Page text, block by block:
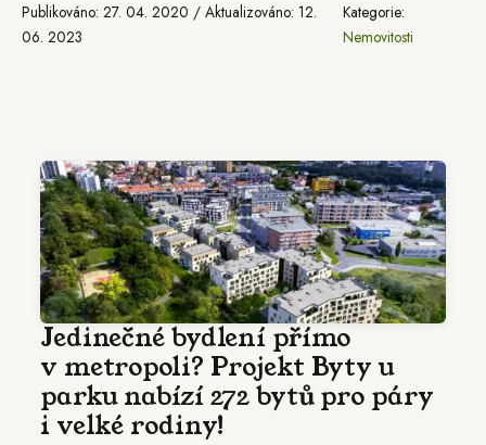
Publikováno: 27. 04. 2020 / Aktualizováno: 12.
06. 2023
Kategorie:
Nemovitosti
Jedinečné bydlení přímo
v metropoli? Projekt Byty u
parku nabízí 272 bytů pro páry
i velké rodiny!